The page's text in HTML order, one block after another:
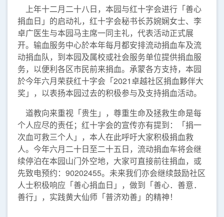
上年十二月二十八日，本园与红十字会进行「善心
捐血日」的启动礼，红十字会秘书长苏婉娴女士、李
卓广医生与本园马主席一同主礼，代表活动正式展
开。输血服务中心於本年每月都安排流动捐血车及流
动捐血队，到本园及属校或社会服务单位提供捐血服
务，以便利各区市民前来捐血。承蒙各方支持，本园
於今年六月荣获红十字会「2021卓越社区捐血夥伴大
奖」，以表扬本园过去的积极参与及支持捐血活动。
道教向来重视「贵生」，尊重生命及拯救生命是每
个人应尽的责任；红十字会的宣传亦有提到：「捐一
次血可救三个人」，本人在此呼吁大家积极捐血救
人。今年六月二十日至二十五日，流动捐血车将会继
续停泊在本园山门外空地，大家可直接前往捐血，或
先致电预约：90202455。未来我们亦会继续鼓励社区
人士积极响应「善心捐血日」，做到「善心．善意．
善行」，实践黄大仙师「普济劝善」的精神！